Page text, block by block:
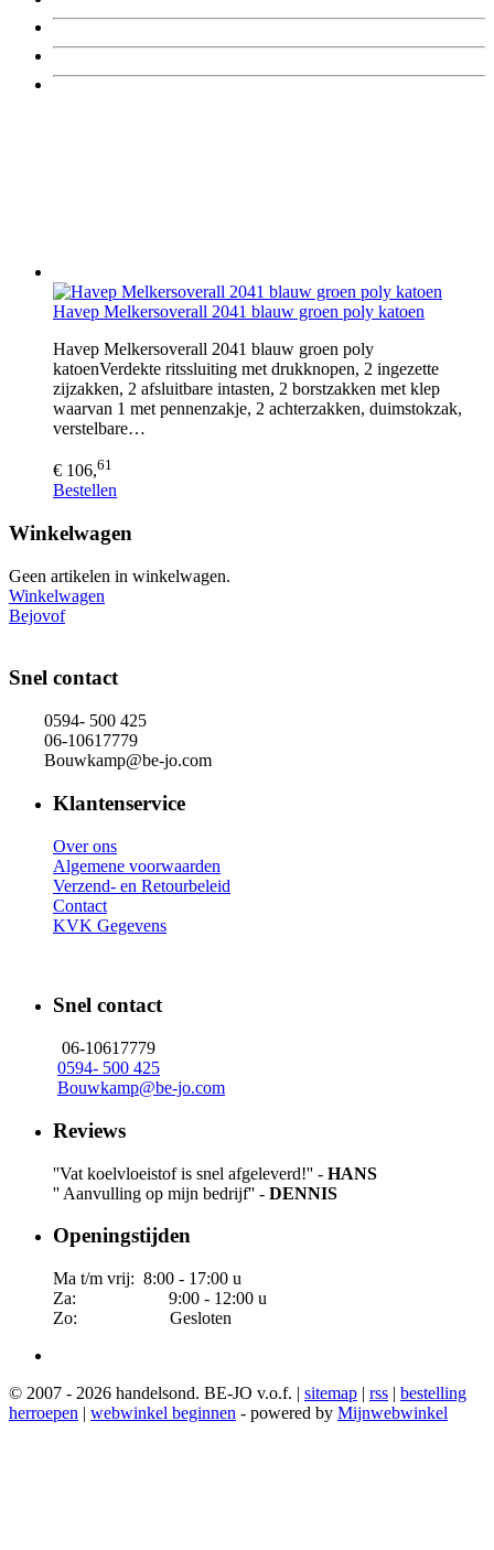
Havep Melkersoverall 2041 blauw groen poly katoen
Havep Melkersoverall 2041 blauw groen poly
katoenVerdekte ritssluiting met drukknopen, 2 ingezette
zijzakken, 2 afsluitbare intasten, 2 borstzakken met klep
waarvan 1 met pennenzakje, 2 achterzakken, duimstokzak,
verstelbare…
€ 106,61
Bestellen
Winkelwagen
Geen artikelen in winkelwagen.
Winkelwagen
Bejovof
Snel contact
0594- 500 425
06-10617779
Bouwkamp@be-jo.com
Klantenservice
Over ons
Algemene voorwaarden
Verzend- en Retourbeleid
Contact
KVK Gegevens
Snel contact
06-10617779
0594- 500 425
Bouwkamp@be-jo.com
Reviews
''Vat koelvloeistof is snel afgeleverd!'' - HANS
'' Aanvulling op mijn bedrijf'' - DENNIS
Openingstijden
Ma t/m vrij: 8:00 - 17:00 u
Za: 9:00 - 12:00 u
Zo: Gesloten
© 2007 - 2026 handelsond. BE-JO v.o.f. | sitemap | rss | bestelling
herroepen | webwinkel beginnen - powered by Mijnwebwinkel